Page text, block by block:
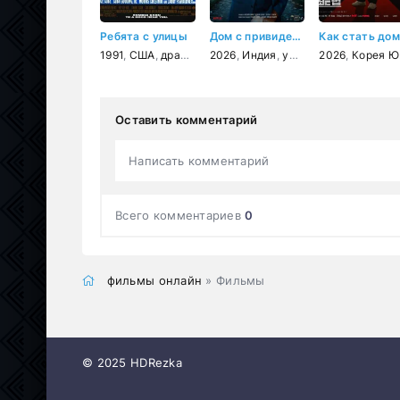
Ребята с улицы
1991 США драма криминал
Дом с привидениями
2026 Индия ,ужасы ,комедия
2026 Корея Южная
Оставить комментарий
Написать комментарий
Всего комментариев0
фильмы онлайн » Фильмы
© 2025 HDRezka